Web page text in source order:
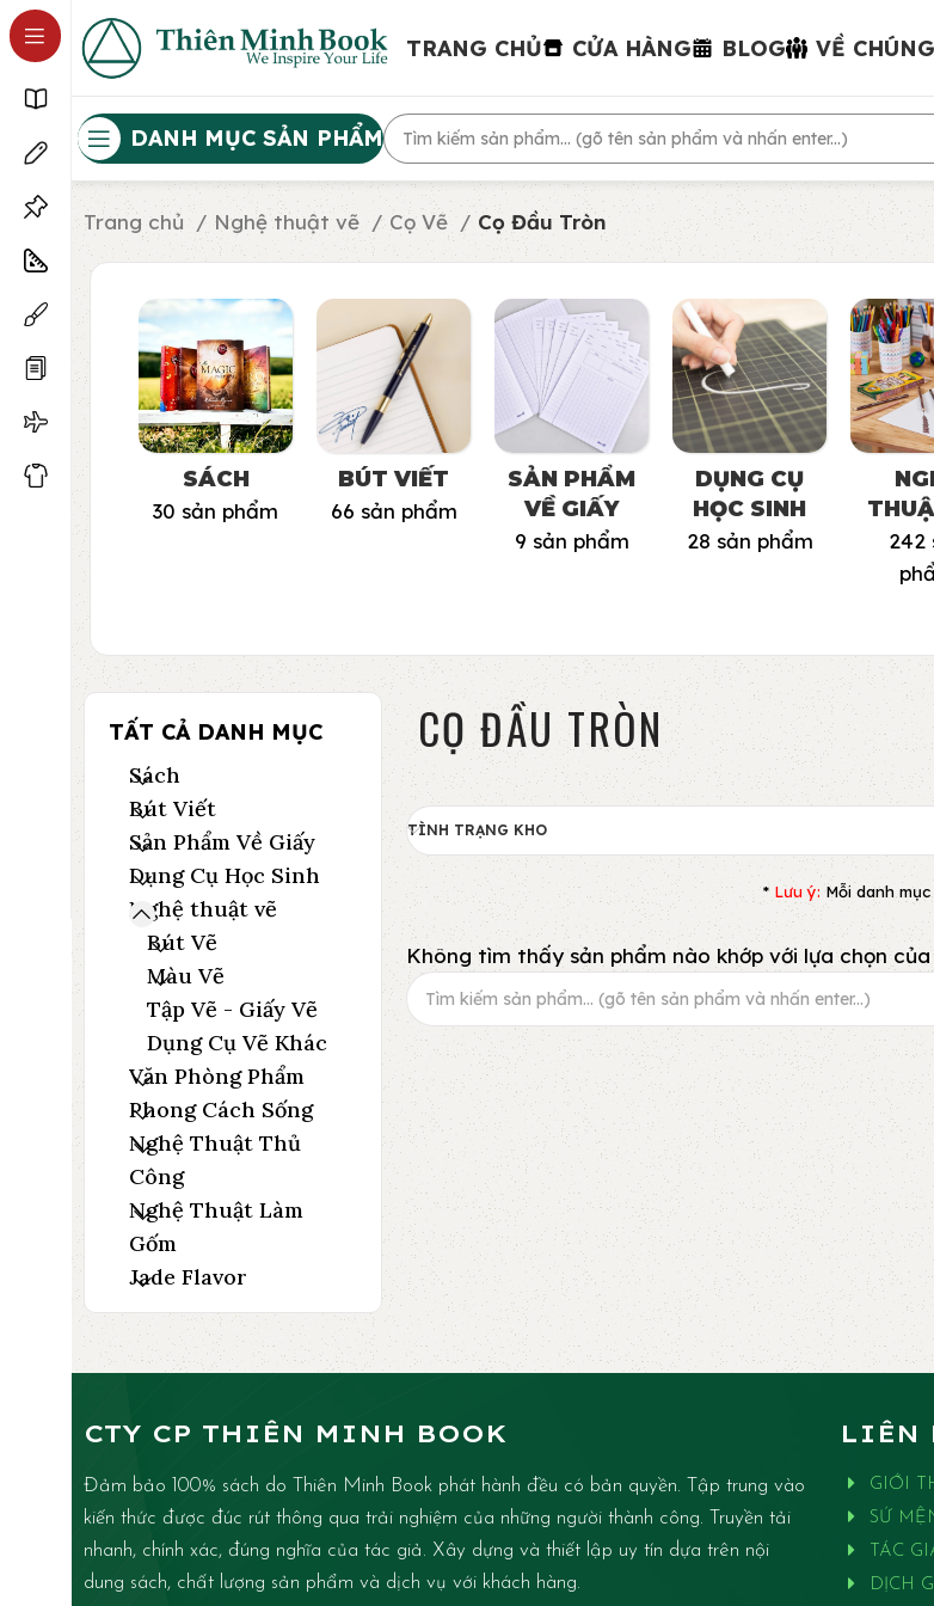
TRANG CHỦ CỬA HÀNG BLOG VỀ
DANH MỤC SẢN PHẨM
Trang chủ Nghệ thuật vẽ Cọ Vẽ Cọ Đầu Tròn
SÁCH
30 sản phẩm
BÚT VIẾT
66 sản phẩm
SẢN PHẨM
VỀ GIẤY
9 sản phẩm
DỤNG CỤ
HỌC SINH
28 sản phẩm
242
TẤT CẢ DANH MỤC
Sách
Bút Viết
Sản Phẩm Về Giấy
Dụng Cụ Học Sinh
Nghệ thuật vẽ
Bút Vẽ
Màu Vẽ
Tập Vẽ - Giấy Vẽ
Dụng Cụ Vẽ Khác
Văn Phòng Phẩm
Phong Cách Sống
Nghệ Thuật Thủ
Công
Nghệ Thuật Làm
Gốm
Jade Flavor
CỌ ĐẦU TRÒN
TÌNH TRẠNG KHO
* Lưu ý: Mỗi danh
Không tìm thấy sản phẩm nào khớp với lựa chọn của
CTY CP THIÊN MINH BOOK
Đảm bảo 100% sách do Thiên Minh Book phát hành đều có bản quyền. Tập trung vào
kiến thức được đúc rút thông qua trải nghiệm của những người thành công. Truyền tải
nhanh, chính xác, đúng nghĩa của tác giả. Xây dựng và thiết lập uy tín dựa trên nội
dung sách, chất lượng sản phẩm và dịch vụ với khách hàng.
LIÊN
GIỚI
SỨ
TÁC
DỊCH